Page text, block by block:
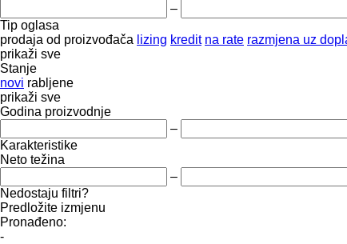
–
Tip oglasa
prodaja od proizvođača lizing kredit na rate razmjena uz
prikaži sve
Stanje
novi rabljene
prikaži sve
Godina proizvodnje
–
Karakteristike
Neto težina
–
Nedostaju filtri?
Predložite izmjenu
Pronađeno:
-